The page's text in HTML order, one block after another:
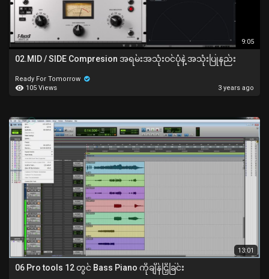
9:05
02.MID / SIDE Compresion အရမ်းအသုံးဝင်ပုံနဲ့ အသုံးပြုနည်း
Ready For Tomorrow
105 Views
3 years ago
13:01
06 Pro tools 12 တွင် Bass Piano ကိုချိန်ငြှိခြင်း